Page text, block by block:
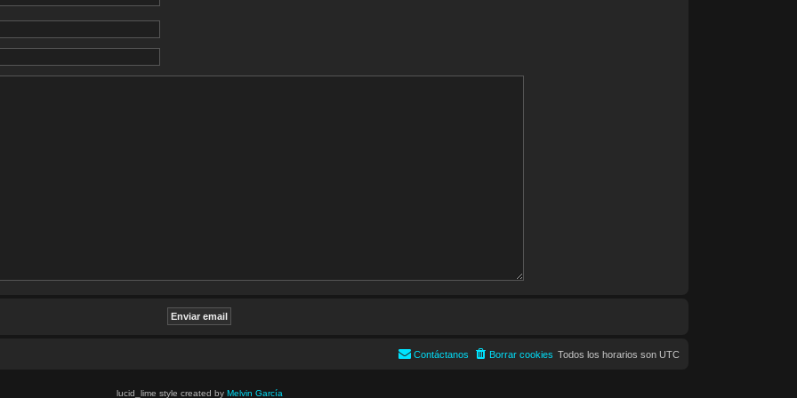
Todos los horarios son UTC
Borrar cookies
Contáctanos
lucid_lime style created by Melvin García